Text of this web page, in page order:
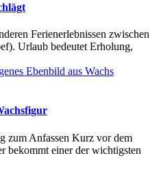
Ferienerlebnissen zwischen
Urlaub bedeutet Erholung,
zum Anfassen Kurz vor dem
bekommt einer der wichtigsten